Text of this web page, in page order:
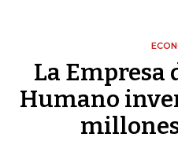
La Empresa
Humano